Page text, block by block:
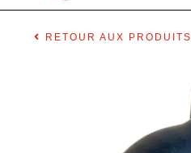
RETOUR AUX PRODUITS